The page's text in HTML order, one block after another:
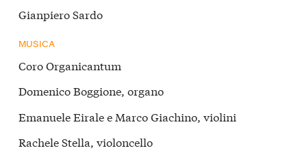
Gianpiero Sardo
MUSICA
Coro Organicantum
Domenico Boggione, organo
Emanuele Eirale e Marco Giachino, violini
Rachele Stella, violoncello